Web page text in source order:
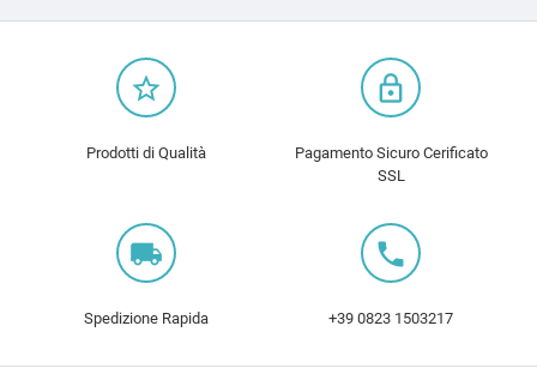
star_border
Prodotti di Qualità
lock_outline
Pagamento Sicuro Cerificato
SSL
local_shipping
Spedizione Rapida
local_phone
+39 0823 1503217